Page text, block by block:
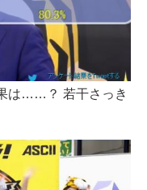
は……？ 若干さっき